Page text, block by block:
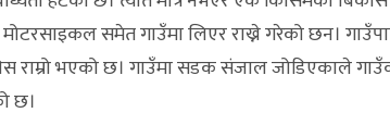
समेत गाउँमा लिएर राख्ने गरेको छन।
राम्रो भएको छ। गाउँमा सडक संजाल जोडिएकाले
छ।